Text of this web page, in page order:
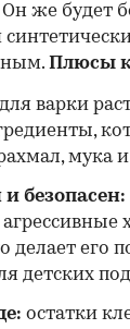
же будет
Плюсы
для варки
мука
безопасен:
агрессивные
делает его
детских
остатки